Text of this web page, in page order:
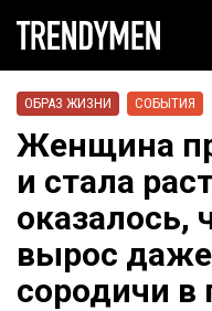
ОБРАЗ ЖИЗНИ СОБЫТИЯ
Женщина
и стала
оказалось,
вырос
сородичи в